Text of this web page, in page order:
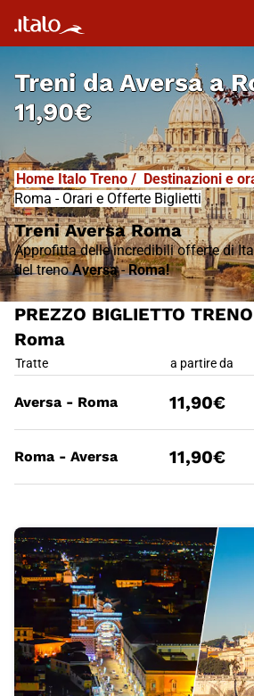
Treni daAversa a
11,90€
Home Italo Treno / Destinazioni e
Roma - Orari e Offerte Biglietti
Treni Aversa Roma
Approfitta delle incredibili offerte di
del trenoAversa-Roma!
PREZZO BIGLIETTO
Roma
Tratte a partire da
Aversa - Roma
11,90€
ACQUISTA SUBITO
Roma - Aversa 11,90€
ITABUS